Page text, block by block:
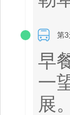
第
早
一
展